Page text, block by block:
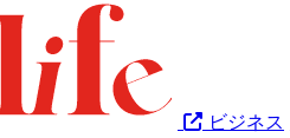
ビジネス